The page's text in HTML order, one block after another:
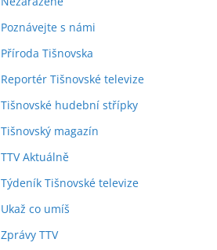
Poznávejte s námi
Příroda Tišnovska
Reportér Tišnovské televize
Tišnovské hudební střípky
Tišnovský magazín
TTV Aktuálně
Týdeník Tišnovské televize
Ukaž co umíš
Zprávy TTV